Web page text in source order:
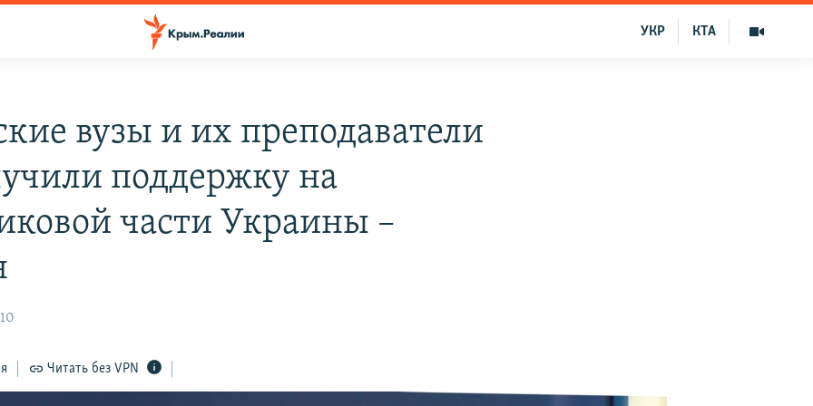
КТА
УКР
вузы и их преподаватели
поддержку на
части Украины –
Читать без VPN